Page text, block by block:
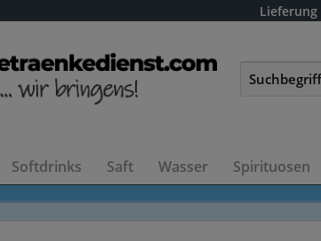
Lieferung
Softdrinks Saft Wasser Spirituosen